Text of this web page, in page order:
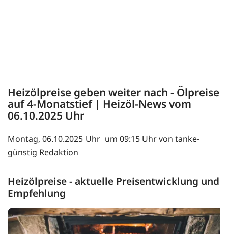
Heizölpreise geben weiter nach - Ölpreise
auf 4-Monatstief | Heizöl-News vom
06.10.2025
Montag, 06.10.2025
um 09:15 Uhr von tanke-
günstig Redaktion
Heizölpreise - aktuelle Preisentwicklung und
Empfehlung